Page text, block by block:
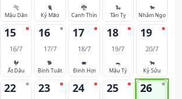
🐅
Mậu Dần
🐈
Kỷ Mão
🐉
Canh Thìn
🐍
Tân Tỵ
🐎
Nhâm Ngọ
15
16/7
🐓
Ất Dậu
16
17/7
🐕
Bính Tuất
17
18/7
🐖
Đinh Hợi
18
19/7
🐀
Mậu Tý
19
20/7
🐂
Kỷ Sửu
22 23 24 25 26